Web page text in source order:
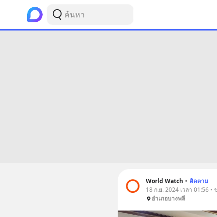
World Watch • ติดตาม
18 ก.ย. 2024 เวลา 01:56 •
อำเภอบางพลี